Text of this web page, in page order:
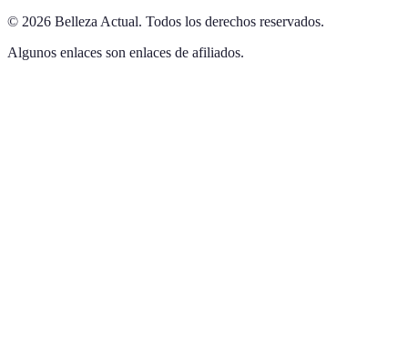
© 2026 Belleza Actual. Todos los derechos reservados.
Algunos enlaces son enlaces de afiliados.